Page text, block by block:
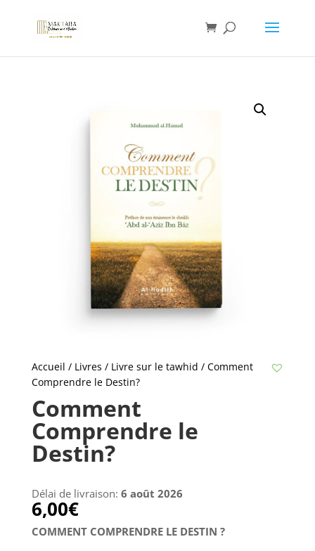
Accueil / Livres / Livre sur le tawhid / Comment
Comprendre le Destin?
Comment
Comprendre le
Destin?
Délai de livraison: 6 août 2026
6,00€
COMMENT COMPRENDRE LE DESTIN ?